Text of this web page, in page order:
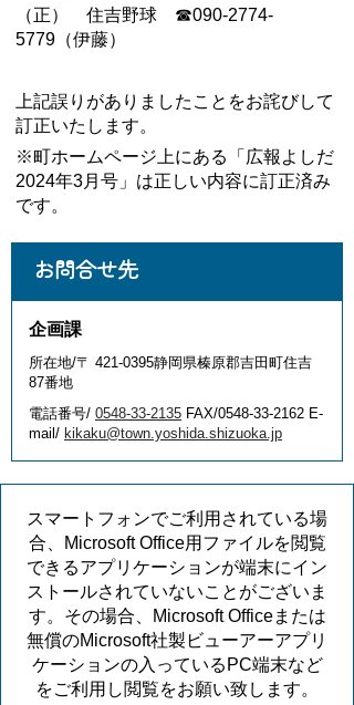
（正） 住吉野球 ☎090-2774-
5779（伊藤）
上記誤りがありましたことをお詫びして
訂正いたします。
※町ホームページ上にある「広報よしだ
2024年3月号」は正しい内容に訂正済み
です。
お問合せ先
企画課
所在地/〒 421-0395静岡県榛原郡吉田町住吉
87番地
電話番号/ 0548-33-2135 FAX/0548-33-2162 E-
mail/ kikaku@town.yoshida.shizuoka.jp
スマートフォンでご利用されている場
合、Microsoft Office用ファイルを閲覧
できるアプリケーションが端末にイン
ストールされていないことがございま
す。その場合、Microsoft Officeまたは
無償のMicrosoft社製ビューアーアプリ
ケーションの入っているPC端末など
をご利用し閲覧をお願い致します。